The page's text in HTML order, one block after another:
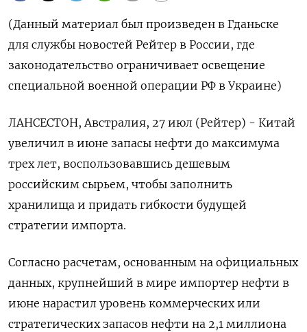
(Данный материал был произведен в Гданьске
для службы новостей Рейтер в России, где
законодательство ограничивает освещение
специальной военной операции РФ в Украине)
ЛАНСЕСТОН, Австралия, 27 июл (Рейтер) - Китай
увеличил в июне запасы нефти до максимума
трех лет, воспользовавшись дешевым
российским сырьем, чтобы заполнить
хранилища и придать гибкости будущей
стратегии импорта.
Согласно расчетам, основанным на официальных
данных, крупнейший в мире импортер нефти в
июне нарастил уровень коммерческих или
стратегических запасов нефти на 2,1 миллиона